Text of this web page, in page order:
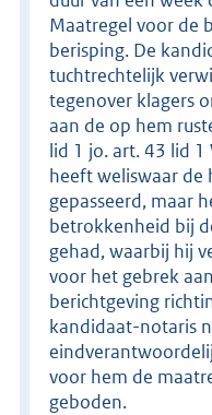
Maatregel voor de
berisping. De
tuchtrechtelijk
tegenover klagers
aan de op hem
lid 1 jo. art. 43 lid
heeft weliswaar
gepasseerd, maar
betrokkenheid bij
gehad, waarbij hij
voor het gebrek
berichtgeving
kandidaat-notaris
voor hem de
geboden.